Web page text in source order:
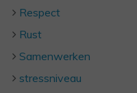
Respect
Rust
Samenwerken
stressniveau